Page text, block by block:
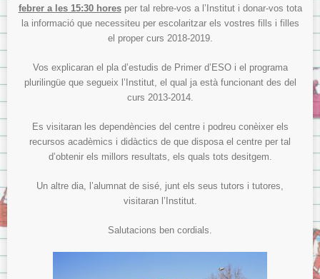
febrer a les 15:30 horesper tal rebre-vos a l’Institut i donar-vos tota
la informació que necessiteu per escolaritzar els vostres fills i filles
el proper curs 2018-2019.
Vos explicaran el pla d’estudis de Primer d’ESO i el programa
plurilingüe que segueix l’Institut, el qual ja està funcionant des del
curs 2013-2014.
Es visitaran les dependències del centre i podreu conèixer els
recursos acadèmics i didàctics de que disposa el centre per tal
d’obtenir els millors resultats, els quals tots desitgem.
Un altre dia, l’alumnat de sisé, junt els seus tutors i tutores,
visitaran l’Institut.
Salutacions ben cordials.